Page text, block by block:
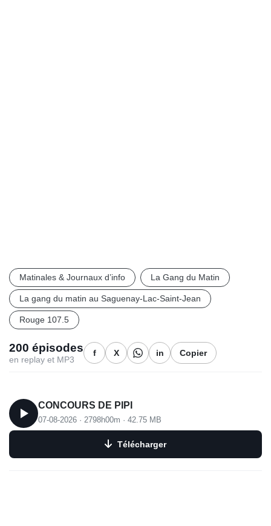
Matinales & Journaux d’info La Gang du Matin
La gang du matin au Saguenay-Lac-Saint-Jean
Rouge 107.5
200 épisodes
en replay et MP3
f X in Copier
CONCOURS DE PIPI
07-08-2026 · 2798h00m · 42.75 MB
Télécharger